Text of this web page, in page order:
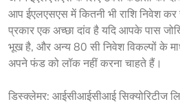
आप ईएलएसएस में कितनी भी राशि निवेश
प्रकार एक अच्छा दांव है यदि आपके पास
भूख है, और अन्य 80 सी निवेश विकल्पों के
अपने फंड को लॉक नहीं करना चाहते हैं।
डिस्क्लेमर: आईसीआईसीआई